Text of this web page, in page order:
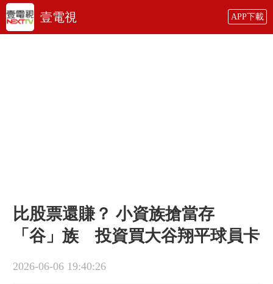
壹電視 APP下載
比股票還賺？ 小資族搶當存
「谷」族 投資買大谷翔平球員卡
2026-06-06 19:40:26